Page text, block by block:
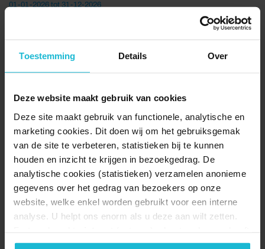
Toestemming Details Over
Deze website maakt gebruik van cookies
Deze site maakt gebruik van functionele, analytische en
marketing cookies. Dit doen wij om het gebruiksgemak
van de site te verbeteren, statistieken bij te kunnen
houden en inzicht te krijgen in bezoekgedrag. De
analytische cookies (statistieken) verzamelen anonieme
gegevens over het gedrag van bezoekers op onze
website, welke enkel worden gebruikt voor een interne
analyse. U helpt ons enorm als u deze aan wilt zetten.
geen commerciële doelstelling. U kunt deze cookies via
01-01-2026 tot 31-12-2026
De tentoonstelling Dromen in hout
06-06-2026 tot 06-09-2026
Stelling van Amsterdam